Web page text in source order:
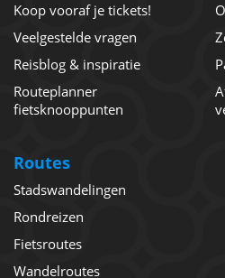
Koop vooraf je tickets!
Veelgestelde vragen
Reisblog & inspiratie
Routeplanner
fietsknooppunten
Routes
Stadswandelingen
Rondreizen
Fietsroutes
Wandelroutes